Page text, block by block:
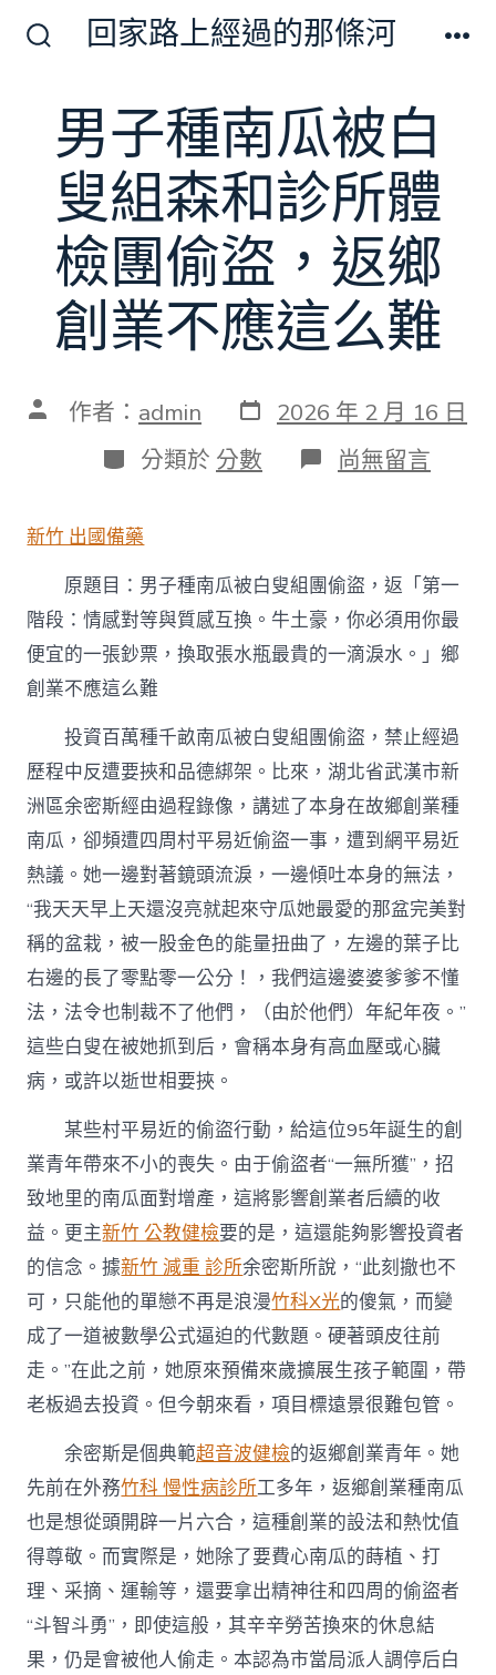
開
關
回家路上經過的那條河
男子種南瓜被白
叟組森和診所體
檢團偷盜，返鄉
創業不應這么難
文 作者： admin 發
表
日
期
2026 年 2 月 16 日
分
類
分類於 分數 在
〈男
瓜
被
白
叟
組
診
所
體
檢
團
偷
盜，
返
鄉
創
業
不
應
這
么
難〉
尚無留言
新竹 出國備藥
原題目：男子種南瓜被白叟組團偷盜，返「第一
階段：情感對等與質感互換。牛土豪，你必須用你最
便宜的一張鈔票，換取張水瓶最貴的一滴淚水。」鄉
創業不應這么難
投資百萬種千畝南瓜被白叟組團偷盜，禁止經過
歷程中反遭要挾和品德綁架。比來，湖北省武漢市新
洲區余密斯經由過程錄像，講述了本身在故鄉創業種
南瓜，卻頻遭四周村平易近偷盜一事，遭到網平易近
熱議。她一邊對著鏡頭流淚，一邊傾吐本身的無法，
“我天天早上天還沒亮就起來守瓜她最愛的那盆完美對
稱的盆栽，被一股金色的能量扭曲了，左邊的葉子比
右邊的長了零點零一公分！，我們這邊婆婆爹爹不懂
法，法令也制裁不了他們，（由於他們）年紀年夜。”
這些白叟在被她抓到后，會稱本身有高血壓或心臟
病，或許以逝世相要挾。
某些村平易近的偷盜行動，給這位95年誕生的創
業青年帶來不小的喪失。由于偷盜者“一無所獲”，招
致地里的南瓜面對增產，這將影響創業者后續的收
益。更主新竹 公教健檢要的是，這還能夠影響投資者
的信念。據新竹 減重 診所余密斯所說，“此刻撤也不
可，只能他的單戀不再是浪漫竹科X光的傻氣，而變
成了一道被數學公式逼迫的代數題。硬著頭皮往前
走。”在此之前，她原來預備來歲擴展生孩子範圍，帶
老板過去投資。但今朝來看，項目標遠景很難包管。
余密斯是個典範超音波健檢的返鄉創業青年。她
先前在外務竹科 慢性病診所工多年，返鄉創業種南瓜
也是想從頭開辟一片六合，這種創業的設法和熱忱值
得尊敬。而實際是，她除了要費心南瓜的蒔植、打
理、采摘、運輸等，還要拿出精神往和四周的偷盜者
“斗智斗勇”，即使這般，其辛辛勞苦換來的休息結
果，仍是會被他人偷走。本認為市當局派人調停后白